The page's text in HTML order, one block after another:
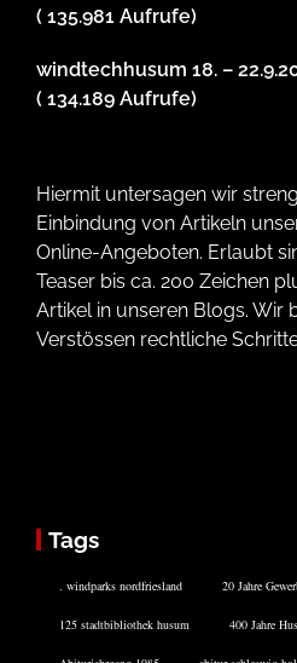
( 135.981 Aufrufe)
windtechhusum 18. –
( 134.189 Aufrufe)
Hiermit untersagen wir
Einbindung von Artikeln
Online-Angeboten. Erlaubt
Teaser bis ca. 200 Zeichen
Artikel in unseren Blogs. Wir
Verstössen rechtliche
Tags
. windparks nordfriesland 20 Jahre
125 stadtbibliothek husum 400 Jahre